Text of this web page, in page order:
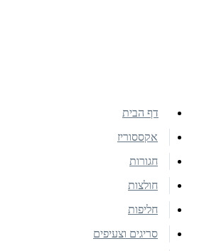
דף הבית
אקססוריז
חגורות
חולצות
חליפות
סריגים וצעיפים